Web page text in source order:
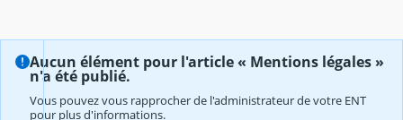
Aucun élément pour l'article « Mentions légales »
n'a été publié.
Vous pouvez vous rapprocher de l'administrateur de votre ENT
pour plus d'informations.